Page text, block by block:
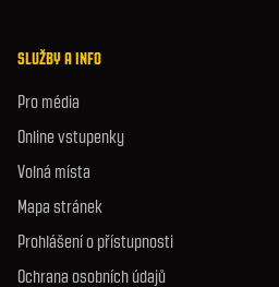
SLUŽBY A INFO
Pro média
Online vstupenky
Volná místa
Mapa stránek
Prohlášení o přístupnosti
Ochrana osobních údajů